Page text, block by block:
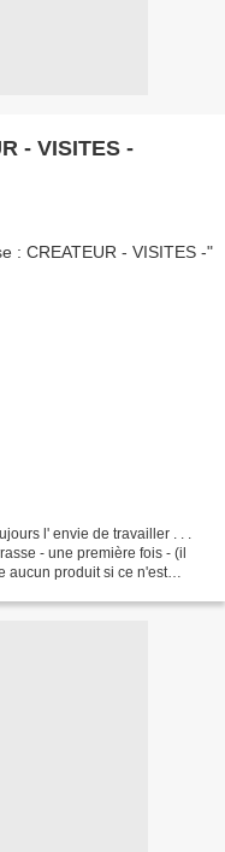
- VISITES -
l' envie de travailler . . .
- une première fois - (il
aucun produit si ce n'est